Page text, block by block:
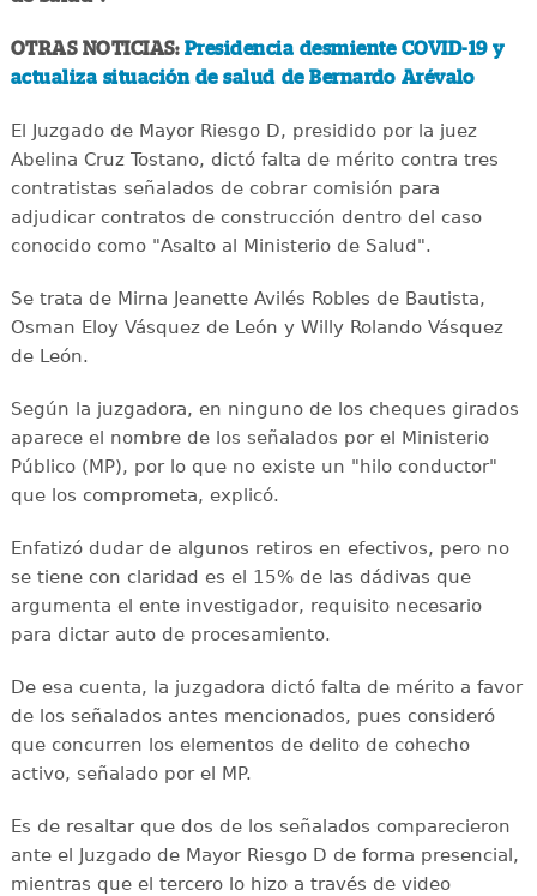
OTRAS NOTICIAS: Presidencia desmiente COVID-19 y
actualiza situación de salud de Bernardo Arévalo
El Juzgado de Mayor Riesgo D, presidido por la juez
Abelina Cruz Tostano, dictó falta de mérito contra tres
contratistas señalados de cobrar comisión para
adjudicar contratos de construcción dentro del caso
conocido como "Asalto al Ministerio de Salud".
Se trata de Mirna Jeanette Avilés Robles de Bautista,
Osman Eloy Vásquez de León y Willy Rolando Vásquez
de León.
Según la juzgadora, en ninguno de los cheques girados
aparece el nombre de los señalados por el Ministerio
Público (MP), por lo que no existe un "hilo conductor"
que los comprometa, explicó.
Enfatizó dudar de algunos retiros en efectivos, pero no
se tiene con claridad es el 15% de las dádivas que
argumenta el ente investigador, requisito necesario
para dictar auto de procesamiento.
De esa cuenta, la juzgadora dictó falta de mérito a favor
de los señalados antes mencionados, pues consideró
que concurren los elementos de delito de cohecho
activo, señalado por el MP.
Es de resaltar que dos de los señalados comparecieron
ante el Juzgado de Mayor Riesgo D de forma presencial,
mientras que el tercero lo hizo a través de video